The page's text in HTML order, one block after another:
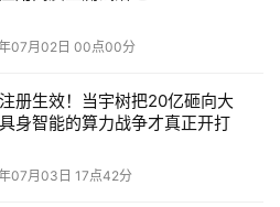
突破千条后，误报率可超过
配套自研
07月02日 00点00分
册生效！当宇树把20亿砸向大
身智能的算力战争才真正开打
07月03日 17点42分